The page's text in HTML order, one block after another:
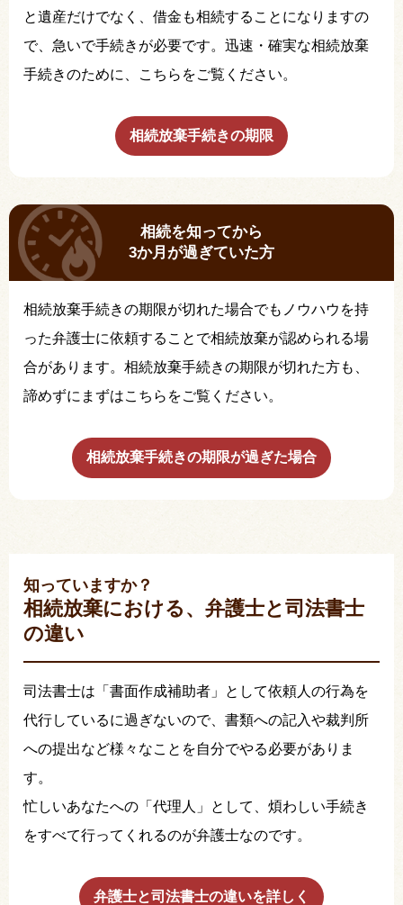
と遺産だけでなく、借金も相続することになりますの
で、急いで手続きが必要です。迅速・確実な相続放棄
手続きのために、こちらをご覧ください。
相続放棄手続きの期限
相続を知ってから
3か月が過ぎていた方
相続放棄手続きの期限が切れた場合でもノウハウを持
った弁護士に依頼することで相続放棄が認められる場
合があります。相続放棄手続きの期限が切れた方も、
諦めずにまずはこちらをご覧ください。
相続放棄手続きの期限が過ぎた場合
知っていますか？
相続放棄における、弁護士と司法書士
の違い
司法書士は「書面作成補助者」として依頼人の行為を
代行しているに過ぎないので、書類への記入や裁判所
への提出など様々なことを自分でやる必要がありま
す。
忙しいあなたへの「代理人」として、煩わしい手続き
をすべて行ってくれるのが弁護士なのです。
弁護士と司法書士の違いを詳しく